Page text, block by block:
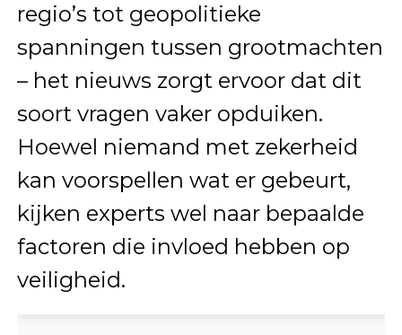
regio’s tot geopolitieke
spanningen tussen grootmachten
– het nieuws zorgt ervoor dat dit
soort vragen vaker opduiken.
Hoewel niemand met zekerheid
kan voorspellen wat er gebeurt,
kijken experts wel naar bepaalde
factoren die invloed hebben op
veiligheid.